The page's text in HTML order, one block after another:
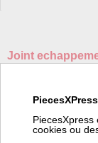
Joint
Code barre:
(*) Nous pouvons
PiecesXpress
cookies ou